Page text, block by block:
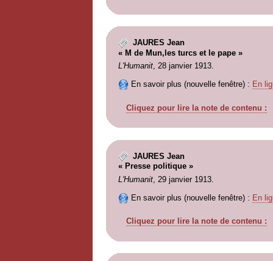
JAURES Jean
« M de Mun,les turcs et le pape »
L'Humanit, 28 janvier 1913.
En savoir plus (nouvelle fenêtre) : En
Cliquez pour lire la note de contenu :
JAURES Jean
« Presse politique »
L'Humanit, 29 janvier 1913.
En savoir plus (nouvelle fenêtre) : En
Cliquez pour lire la note de contenu :